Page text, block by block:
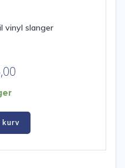
vinyl slanger